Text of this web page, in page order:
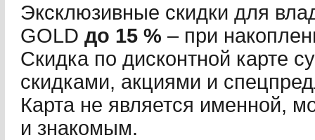
Эксклюзивные скидки для
GOLD до 15 % – при
Скидка по дисконтной карте
скидками, акциями и
Карта не является именной,
и знакомым.